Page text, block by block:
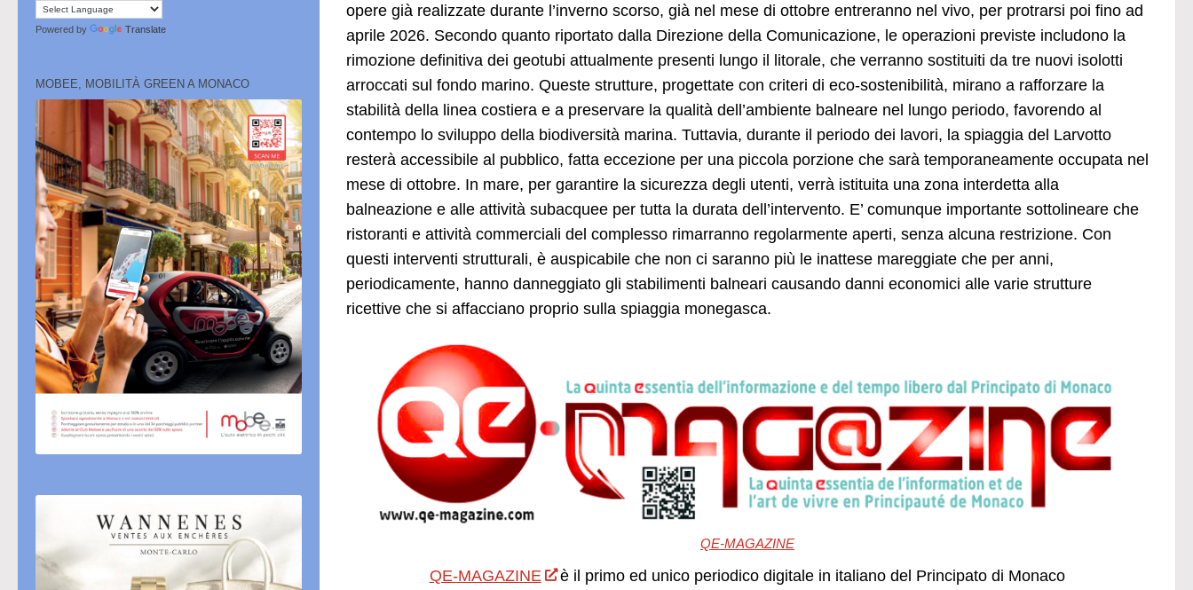
opere già realizzate durante l’inverno scorso, già nel mese di ottobre entreranno nel vivo, per protrarsi poi fino ad
aprile 2026. Secondo quanto riportato dalla Direzione della Comunicazione, le operazioni previste includono la
rimozione definitiva dei geotubi attualmente presenti lungo il litorale, che verranno sostituiti da tre nuovi isolotti
arroccati sul fondo marino. Queste strutture, progettate con criteri di eco-sostenibilità, mirano a rafforzare la
stabilità della linea costiera e a preservare la qualità dell’ambiente balneare nel lungo periodo, favorendo al
contempo lo sviluppo della biodiversità marina. Tuttavia, durante il periodo dei lavori, la spiaggia del Larvotto
resterà accessibile al pubblico, fatta eccezione per una piccola porzione che sarà temporaneamente occupata nel
mese di ottobre. In mare, per garantire la sicurezza degli utenti, verrà istituita una zona interdetta alla
balneazione e alle attività subacquee per tutta la durata dell’intervento. E’ comunque importante sottolineare che
ristoranti e attività commerciali del complesso rimarranno regolarmente aperti, senza alcuna restrizione. Con
questi interventi strutturali, è auspicabile che non ci saranno più le inattese mareggiate che per anni,
periodicamente, hanno danneggiato gli stabilimenti balneari causando danni economici alle varie strutture
ricettive che si affacciano proprio sulla spiaggia monegasca.
QE-MAGAZINE
QE-MAGAZINE
è il primo ed unico periodico digitale in italiano del Principato di Monaco
Powered by Translate
MOBEE, MOBILITÀ GREEN A MONACO